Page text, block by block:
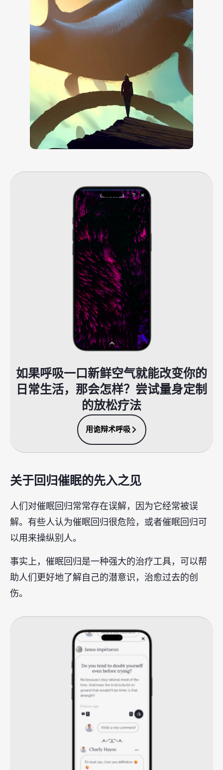
如果呼吸一口新鲜空气就能改变你的
日常生活，那会怎样？尝试量身定制
的放松疗法
用诡辩术呼吸
关于回归催眠的先入之见
人们对催眠回归常常存在误解，因为它经常被误
解。有些人认为催眠回归很危险，或者催眠回归可
以用来操纵别人。
事实上，催眠回归是一种强大的治疗工具，可以帮
助人们更好地了解自己的潜意识，治愈过去的创
伤。